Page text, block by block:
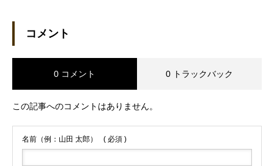
コメント
0 コメント 0 トラックバック
この記事へのコメントはありません。
名前（例：山田 太郎） ( 必須 )